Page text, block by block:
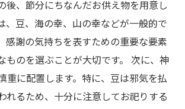
後、節分にちなんだお供え物を用意し
、豆、海の幸、山の幸などが一般的で
感謝の気持ちを表すための重要な要素
ものを選ぶことが大切です。 次に、神
重に配置します。特に、豆は邪気を払
れるため、十分に注意してお祀りする